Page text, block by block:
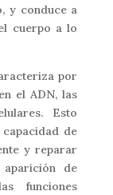
y conduce a
cuerpo a lo
por
el ADN, las
Esto
de
y reparar
de
funciones